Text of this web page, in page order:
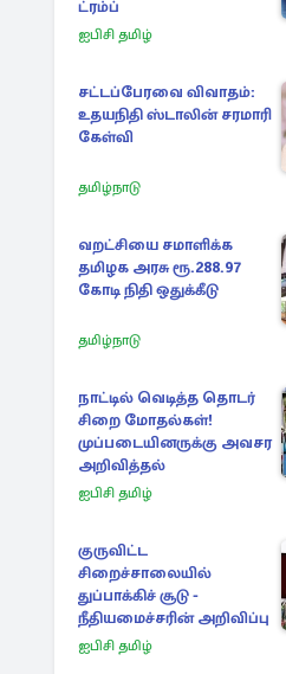
ட்ரம்ப்
ஐபிசி தமிழ்
சட்டப்பேரவை விவாதம்:
உதயநிதி ஸ்டாலின் சரமாரி
கேள்வி
தமிழ்நாடு
வறட்சியை சமாளிக்க
தமிழக அரசு ரூ.288.97
கோடி நிதி ஒதுக்கீடு
தமிழ்நாடு
நாட்டில் வெடித்த தொடர்
சிறை மோதல்கள்!
முப்படையினருக்கு அவசர
அறிவித்தல்
ஐபிசி தமிழ்
குருவிட்ட
சிறைச்சாலையில்
துப்பாக்கிச் சூடு -
நீதியமைச்சரின் அறிவிப்பு
ஐபிசி தமிழ்